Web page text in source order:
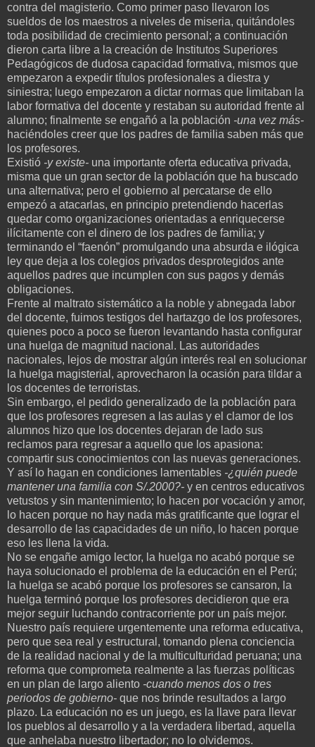
contra del magisterio. Como primer paso llevaron los
sueldos de los maestros a niveles de miseria, quitándoles
toda posibilidad de crecimiento personal; a continuación
dieron carta libre a la creación de Institutos Superiores
Pedagógicos de dudosa capacidad formativa, mismos que
empezaron a expedir títulos profesionales a diestra y
siniestra; luego empezaron a dictar normas que limitaban la
labor formativa del docente y restaban su autoridad frente al
alumno; finalmente se engañó a la población -una vez más-
haciéndoles creer que los padres de familia saben más que
los profesores.
Existió -y existe- una importante oferta educativa privada,
misma que un gran sector de la población que ha buscado
una alternativa; pero el gobierno al percatarse de ello
empezó a atacarlas, en principio pretendiendo hacerlas
quedar como organizaciones orientadas a enriquecerse
ilícitamente con el dinero de los padres de familia; y
terminando el “faenón” promulgando una absurda e ilógica
ley que deja a los colegios privados desprotegidos ante
aquellos padres que incumplen con sus pagos y demás
obligaciones.
Frente al maltrato sistemático a la noble y abnegada labor
del docente, fuimos testigos del hartazgo de los profesores,
quienes poco a poco se fueron levantando hasta configurar
una huelga de magnitud nacional. Las autoridades
nacionales, lejos de mostrar algún interés real en solucionar
la huelga magisterial, aprovecharon la ocasión para tildar a
los docentes de terroristas.
Sin embargo, el pedido generalizado de la población para
que los profesores regresen a las aulas y el clamor de los
alumnos hizo que los docentes dejaran de lado sus
reclamos para regresar a aquello que los apasiona:
compartir sus conocimientos con las nuevas generaciones.
Y así lo hagan en condiciones lamentables -¿quién puede
mantener una familia con S/.2000?- y en centros educativos
vetustos y sin mantenimiento; lo hacen por vocación y amor,
lo hacen porque no hay nada más gratificante que lograr el
desarrollo de las capacidades de un niño, lo hacen porque
eso les llena la vida.
No se engañe amigo lector, la huelga no acabó porque se
haya solucionado el problema de la educación en el Perú;
la huelga se acabó porque los profesores se cansaron, la
huelga terminó porque los profesores decidieron que era
mejor seguir luchando contracorriente por un país mejor.
Nuestro país requiere urgentemente una reforma educativa,
pero que sea real y estructural, tomando plena conciencia
de la realidad nacional y de la multiculturidad peruana; una
reforma que comprometa realmente a las fuerzas políticas
en un plan de largo aliento -cuando menos dos o tres
periodos de gobierno- que nos brinde resultados a largo
plazo. La educación no es un juego, es la llave para llevar
los pueblos al desarrollo y a la verdadera libertad, aquella
que anhelaba nuestro libertador; no lo olvidemos.